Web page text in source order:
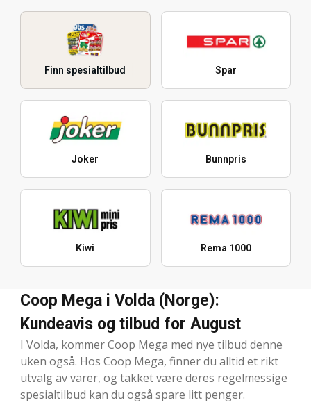
Finn spesialtilbud Spar
Joker Bunnpris
Kiwi Rema 1000
Coop Mega i Volda (Norge):
Kundeavis og tilbud for August
I Volda, kommer Coop Mega med nye tilbud denne
uken også. Hos Coop Mega, finner du alltid et rikt
utvalg av varer, og takket være deres regelmessige
spesialtilbud kan du også spare litt penger.